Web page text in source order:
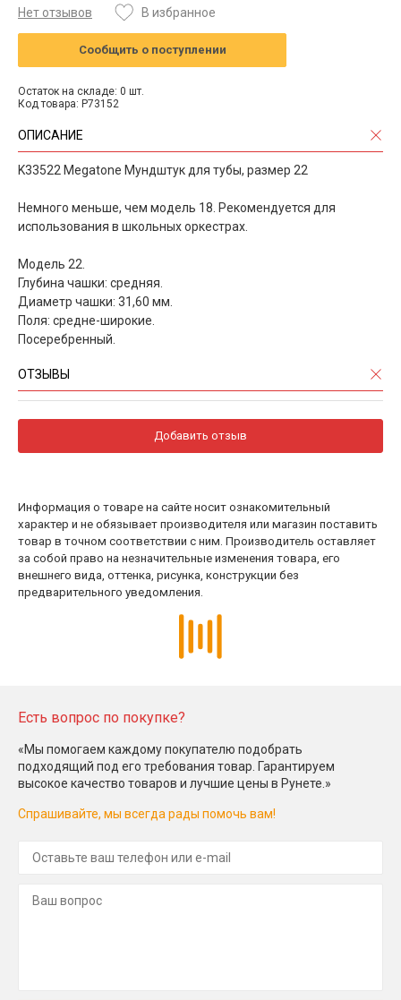
Нет отзывов В избранное
Сообщить о поступлении
Остаток на складе: 0 шт.
Код товара: P73152
ОПИСАНИЕ
K33522 Megatone Мундштук для тубы, размер 22
Немного меньше, чем модель 18. Рекомендуется для
использования в школьных оркестрах.
Модель 22.
Глубина чашки: средняя.
Диаметр чашки: 31,60 мм.
Поля: средне-широкие.
Посеребренный.
ОТЗЫВЫ
Добавить отзыв
Информация о товаре на сайте носит ознакомительный
характер и не обязывает производителя или магазин поставить
товар в точном соответствии с ним. Производитель оставляет
за собой право на незначительные изменения товара, его
внешнего вида, оттенка, рисунка, конструкции без
предварительного уведомления.
Есть вопрос по покупке?
«Мы помогаем каждому покупателю подобрать
подходящий под его требования товар. Гарантируем
высокое качество товаров и лучшие цены в Рунете.»
Спрашивайте, мы всегда рады помочь вам!